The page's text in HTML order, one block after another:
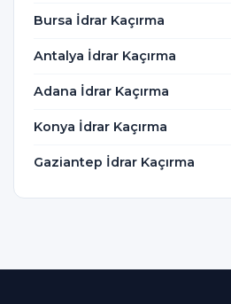
Bursa İdrar Kaçırma
Antalya İdrar Kaçırma
Adana İdrar Kaçırma
Konya İdrar Kaçırma
Gaziantep İdrar Kaçırma